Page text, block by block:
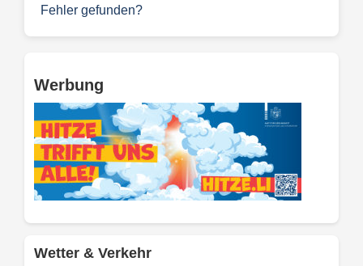
Fehler gefunden?
Werbung
Wetter & Verkehr